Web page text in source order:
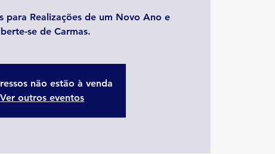
para Realizações de um Novo Ano e
se de Carmas.
não estão à venda
Ver outros eventos